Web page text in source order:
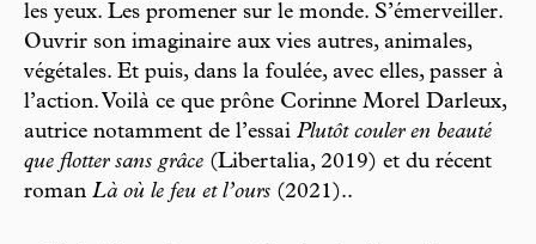
les yeux. Les promener sur le monde. S’émerveiller.
Ouvrir son imaginaire aux vies autres, animales,
végétales. Et puis, dans la foulée, avec elles, passer à
l’action. Voilà ce que prône Corinne Morel Darleux,
autrice notamment de l’essai Plutôt couler en beauté
que flotter sans grâce (Libertalia, 2019) et du récent
roman Là où le feu et l’ours (2021)..